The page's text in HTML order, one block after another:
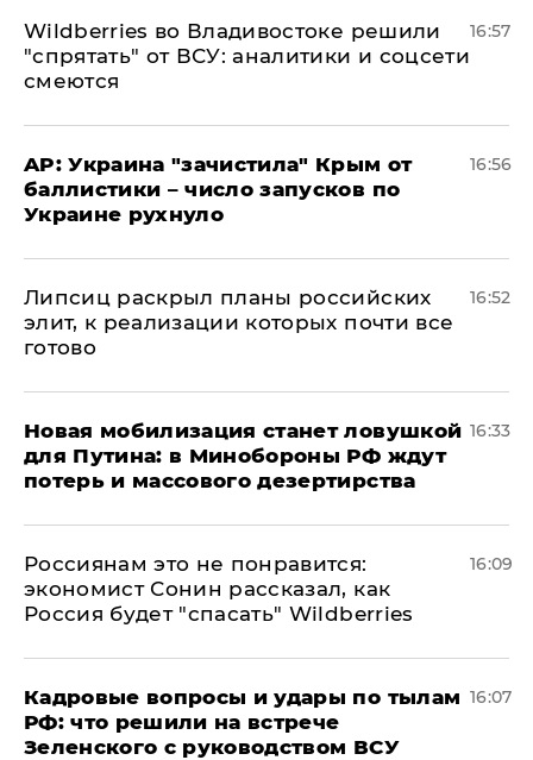
Wildberries во Владивостоке решили
"спрятать" от ВСУ: аналитики и соцсети
смеются
16:57
AP: Украина "зачистила" Крым от
баллистики – число запусков по
Украине рухнуло
16:56
Липсиц раскрыл планы российских
элит, к реализации которых почти все
готово
16:52
​Новая мобилизация станет ловушкой
для Путина: в Минобороны РФ ждут
потерь и массового дезертирства
16:33
Россиянам это не понравится:
экономист Сонин рассказал, как
Россия будет "спасать" Wildberries
16:09
Кадровые вопросы и удары по тылам
РФ: что решили на встрече
Зеленского с руководством ВСУ
16:07